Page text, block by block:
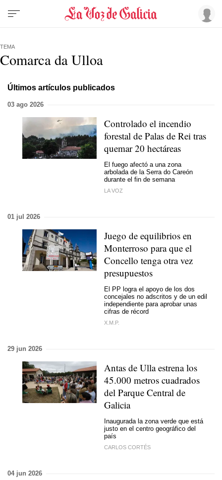
TEMA
Comarca da Ulloa
Últimos artículos publicados
03 ago 2026
Controlado el incendio
forestal de Palas de Rei tras
quemar 20 hectáreas
El fuego afectó a una zona
arbolada de la Serra do Careón
durante el fin de semana
LA VOZ
01 jul 2026
Juego de equilibrios en
Monterroso para que el
Concello tenga otra vez
presupuestos
El PP logra el apoyo de los dos
concejales no adscritos y de un edil
independiente para aprobar unas
cifras de récord
X.M.P.
29 jun 2026
Antas de Ulla estrena los
45.000 metros cuadrados
del Parque Central de
Galicia
Inaugurada la zona verde que está
justo en el centro geográfico del
país
CARLOS CORTÉS
04 jun 2026